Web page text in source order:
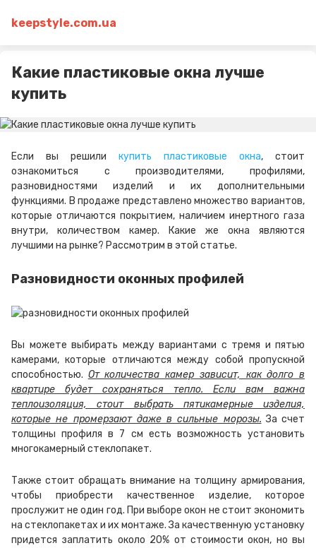
keepstyle.com.ua
Какие пластиковые окна лучше
купить
Если вы решили купить пластиковые окна, стоит
ознакомиться с производителями, профилями,
разновидностями изделий и их дополнительными
функциями. В продаже представлено множество вариантов,
которые отличаются покрытием, наличием инертного газа
внутри, количеством камер. Какие же окна являются
лучшими на рынке? Рассмотрим в этой статье.
Разновидности оконных профилей
Вы можете выбирать между вариантами с тремя и пятью
камерами, которые отличаются между собой пропускной
способностью. От количества камер зависит, как долго в
квартире будет сохраняться тепло. Если вам важна
теплоизоляция, стоит выбрать пятикамерные изделия,
которые не промерзают даже в сильные морозы. За счет
толщины профиля в 7 см есть возможность установить
многокамерный стеклопакет.
Также стоит обращать внимание на толщину армирования,
чтобы приобрести качественное изделие, которое
прослужит не один год. При выборе окон не стоит экономить
на стеклопакетах и их монтаже. За качественную установку
придется заплатить около 20% от стоимости окон, но вы